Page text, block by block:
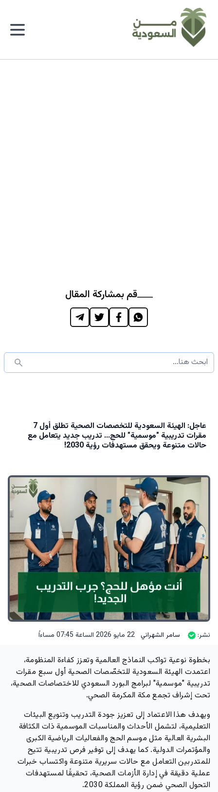
قم بمشاركة المقال
عاجل: الهيئة السعودية للتخصصات الصحية تطلق أول 7
مقرات تدريبية "موسمية" للحج… تدريب جديد يتعامل مع
حالات متنوعة ويحقق مستهدفات رؤية 2030!
نشر: سامر الشهراني 22 مايو 2026 الساعة 07:45 مساءاً
بخطوة نوعية تواكب النماذج العالمية وتعزز كفاءة المنظومة،
اعتمدت الهيئة السعودية للتخصّصات الصحية أول سبع مقرات
تدريبية "موسمية" لبرامج البورد السعودي للاختصاصات الصحية،
تحت إشراف تجمع مكة المكرمة الصحي.
ويهدف هذا الاعتماد إلى تعزيز جودة التدريب وتنويع البيئات
التعليمية، لتشمل الأحداث والمناسبات الموسمية ذات الكثافة
البشرية العالية مثل موسم الحج والفعاليات الرياضية الكبرى
والمؤتمرات الدولية. كما يهدف إلى توفير فرص تدريبية تتيح
للمتدربين التعامل مع حالات سريرية متنوعة واكتساب خبرات
عملية دقيقة في إدارة الأزمات الصحية، تحقيقًا لمستهدفات
التحول الصحي ضمن رؤية المملكة 2030.